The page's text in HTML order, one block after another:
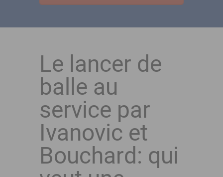
Le lancer de
balle au
service par
Ivanovic et
Bouchard: qui